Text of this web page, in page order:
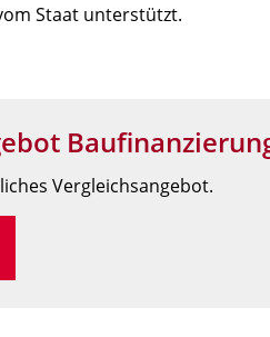
Staat unterstützt.
Vergleichsangebot.